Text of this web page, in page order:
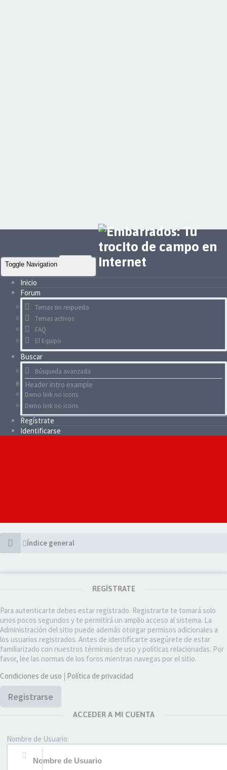
Toggle Navigation
Inicio
Forum
Temas sin respuesta
Temas activos
FAQ
El Equipo
Buscar
Búsqueda avanzada
Header intro example
Demo link no icons
Demo link no icons
Regístrate
Identificarse
Índice general
REGÍSTRATE
Para autenticarte debes estar registrado. Registrarte te tomará solo
unos pocos segundos y te permitirá un amplio acceso al sistema. La
Administración del sitio puede además otorgar permisos adicionales a
los usuarios registrados. Antes de identificarte asegúrete de estar
familiarizado con nuestros términos de uso y políticas relacionadas. Por
favor, lee las normas de los foros mientras navegas por el sitio.
Condiciones de uso | Política de privacidad
Registrarse
ACCEDER A MI CUENTA
Nombre de Usuario: